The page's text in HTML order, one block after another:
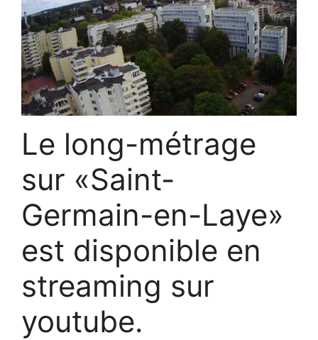
Le long-métrage
sur «Saint-
Germain-en-Laye»
est disponible en
streaming sur
youtube.